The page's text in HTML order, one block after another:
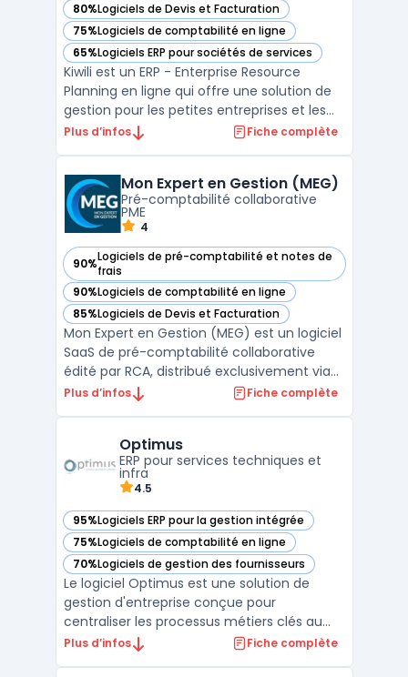
80%Logiciels de Devis et Facturation
— voir Kiwili dans cette catégorie
75%Logiciels de comptabilité en ligne
— voir Kiwili dans cette catégorie
65%Logiciels ERP pour sociétés de services
— voir Kiwili dans cette catégorie
Kiwili est un ERP - Enterprise Resource
Planning en ligne qui offre une solution de
gestion pour les petites entreprises et les
travailleurs autonomes. Kiwili permet une
création de devis, la gestion de stock et la g
...
Plus d’infos Fiche complète
Mon Expert en Gestion (MEG)
Pré-comptabilité collaborative
PME
4
90%Logiciels de pré-comptabilité et notes de
frais
— voir Mon Expert en Gestion (MEG) dans cette catégorie
90%Logiciels de comptabilité en ligne
— voir Mon Expert en Gestion (MEG) dans cette catégorie
85%Logiciels de Devis et Facturation
— voir Mon Expert en Gestion (MEG) dans cette catégorie
Mon Expert en Gestion (MEG) est un logiciel
SaaS de pré-comptabilité collaborative
édité par RCA, distribué exclusivement via
les cabinets d'expertise comptable. La
rapprochement bancaire automatisé
(DSP2, EBICS), la gestion des sto ...
Plus d’infos Fiche complète
Optimus
ERP pour services techniques et
infra
4.5
95%Logiciels ERP pour la gestion intégrée
— voir Optimus dans cette catégorie
75%Logiciels de comptabilité en ligne
— voir Optimus dans cette catégorie
70%Logiciels de gestion des fournisseurs
— voir Optimus dans cette catégorie
Le logiciel Optimus est une solution de
gestion d'entreprise conçue pour
centraliser les processus métiers clés au
sein d’une plateforme unique. Accessible
Plus d’infos Fiche complète